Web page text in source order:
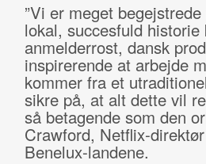
”Vi er meget
lokal, succesfuld
anmelderrost, dansk
inspirerende at arbejde
kommer fra et
sikre på, at alt dette vil
så betagende som den
Crawford, Netflix-
Benelux-landene.